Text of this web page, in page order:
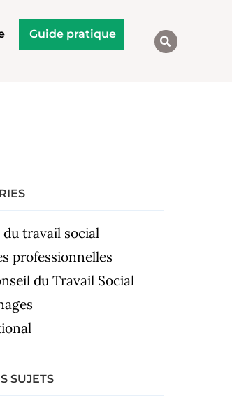
Guide pratique
travail social
professionnelles
du Travail Social
SUJETS